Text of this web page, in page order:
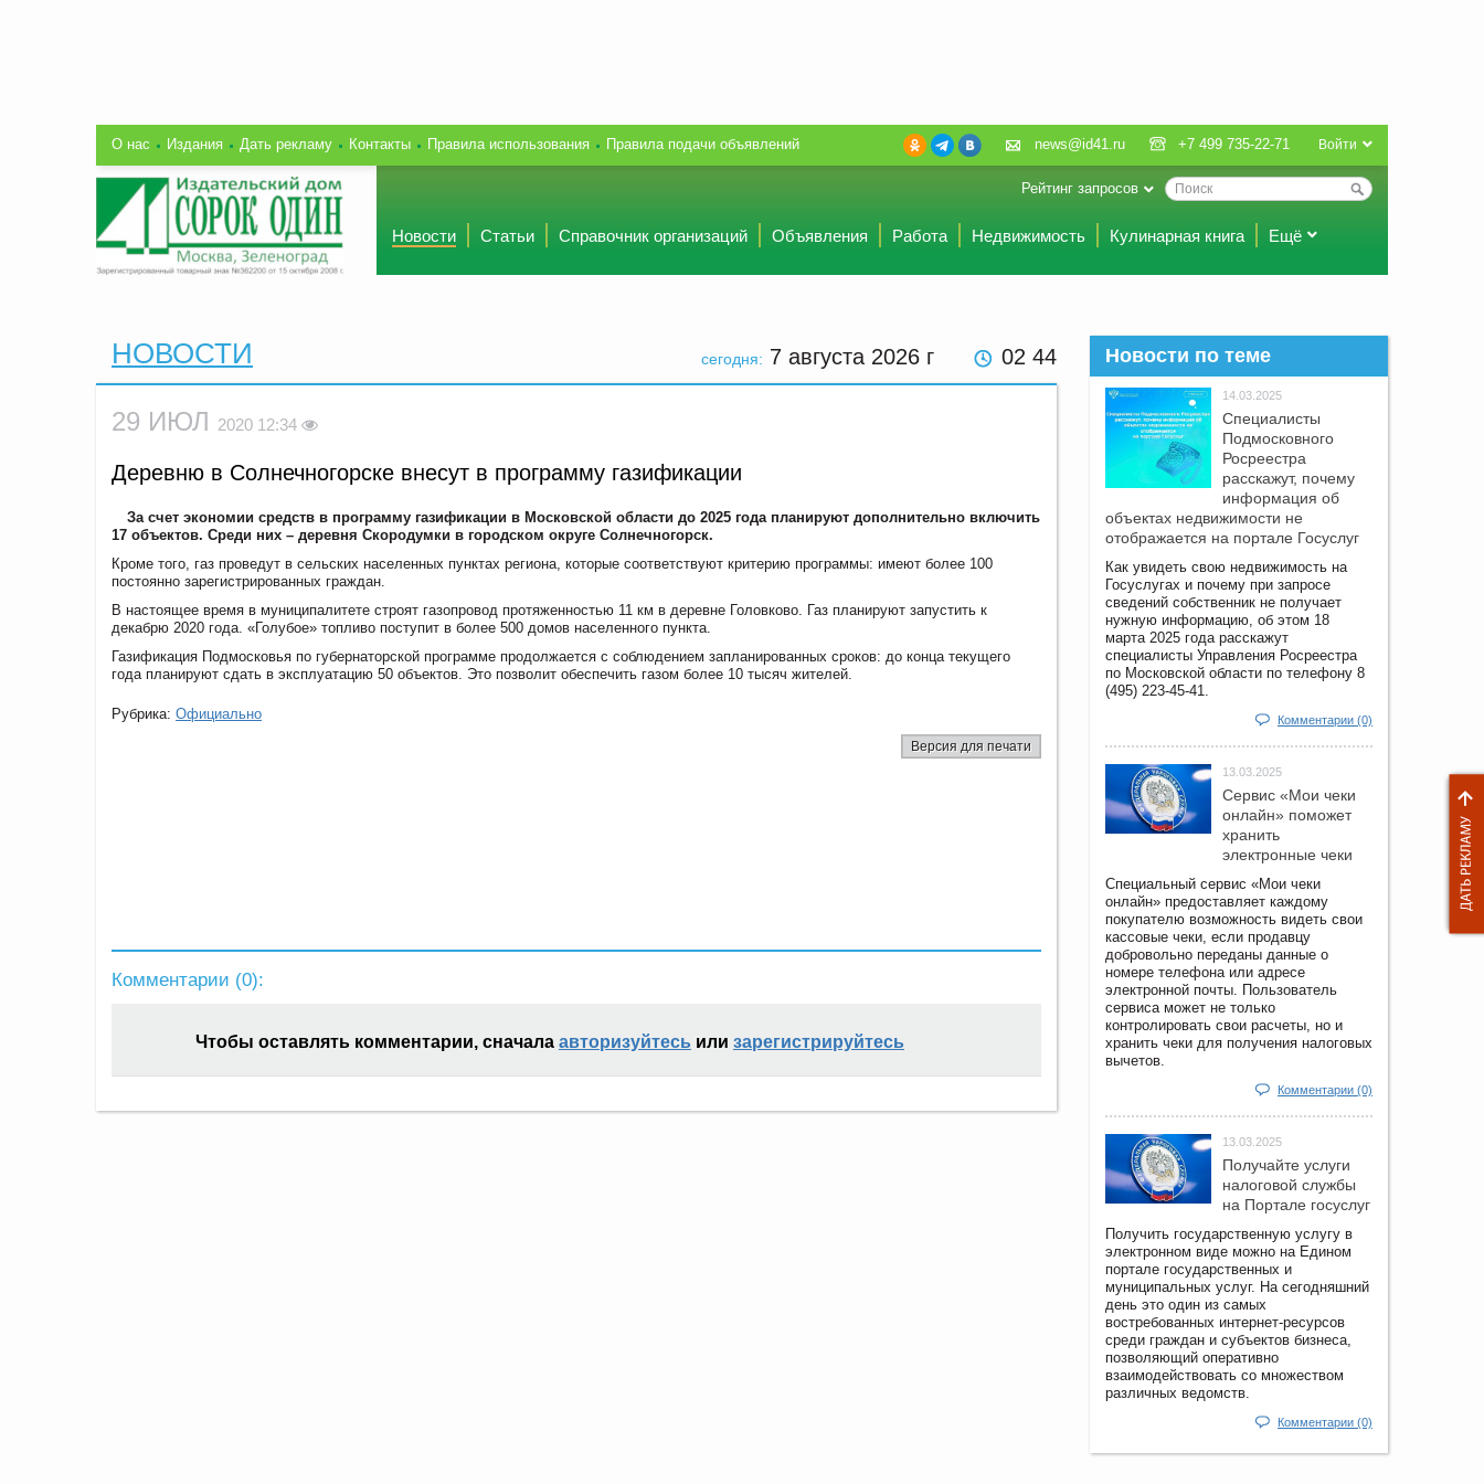
О нас Издания Дать рекламу Контакты Правила использования Правила подачи объявлений Войти
news@id41.ru +7 499 735-22-71
Рейтинг запросов
Новости Статьи Справочник организаций Объявления Работа Недвижимость Кулинарная книга Ещё
сегодня: 7 августа 2026 г 02:44
НОВОСТИ
29 ИЮЛ 2020 12:34
Деревню в Солнечногорске внесут в программу газификации
За счет экономии средств в программу газификации в Московской области до 2025 года планируют дополнительно включить
17 объектов. Среди них – деревня Скородумки в городском округе Солнечногорск.
Кроме того, газ проведут в сельских населенных пунктах региона, которые соответствуют критерию программы: имеют более 100
постоянно зарегистрированных граждан.
В настоящее время в муниципалитете строят газопровод протяженностью 11 км в деревне Головково. Газ планируют запустить к
декабрю 2020 года. «Голубое» топливо поступит в более 500 домов населенного пункта.
Газификация Подмосковья по губернаторской программе продолжается с соблюдением запланированных сроков: до конца текущего
года планируют сдать в эксплуатацию 50 объектов. Это позволит обеспечить газом более 10 тысяч жителей.
Рубрика: Официально
Версия для печати
Комментарии (0):
Чтобы оставлять комментарии, сначала авторизуйтесь или зарегистрируйтесь
Новости по теме
14.03.2025
Специалисты
Подмосковного
Росреестра
расскажут, почему
информация об
объектах недвижимости не
отображается на портале Госуслуг
Как увидеть свою недвижимость на
Госуслугах и почему при запросе
сведений собственник не получает
нужную информацию, об этом 18
марта 2025 года расскажут
специалисты Управления Росреестра
по Московской области по телефону 8
(495) 223-45-41.
Комментарии (0)
13.03.2025
Сервис «Мои чеки
онлайн» поможет
хранить
электронные чеки
Специальный сервис «Мои чеки
онлайн» предоставляет каждому
покупателю возможность видеть свои
кассовые чеки, если продавцу
добровольно переданы данные о
номере телефона или адресе
электронной почты. Пользователь
сервиса может не только
контролировать свои расчеты, но и
хранить чеки для получения налоговых
вычетов.
Комментарии (0)
13.03.2025
Получайте услуги
налоговой службы
на Портале госyслуг
Получить государственную услугу в
электронном виде можно на Едином
портале государственных и
муниципальных услуг. На сегодняшний
день это один из самых
востребованных интернет-ресурсов
среди граждан и субъектов бизнеса,
позволяющий оперативно
взаимодействовать со множеством
различных ведомств.
Комментарии (0)